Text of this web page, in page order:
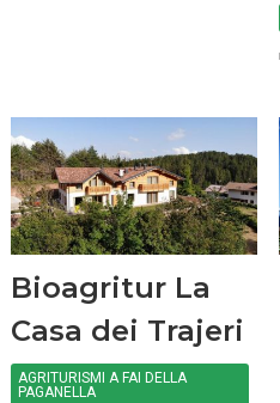
Bioagritur La
Casa dei Trajeri
AGRITURISMI A FAI DELLA
PAGANELLA